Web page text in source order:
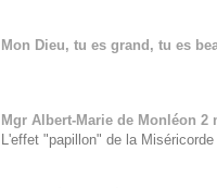
Mon Dieu, tu es grand, tu es
Mgr Albert-Marie de Monléon 2
L'effet "papillon" de la Miséricorde